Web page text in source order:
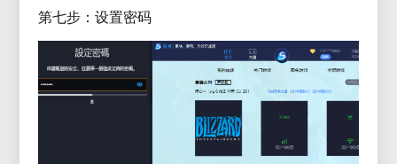
第七步：设置密码